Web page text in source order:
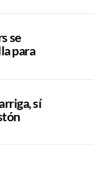
se
para
sí